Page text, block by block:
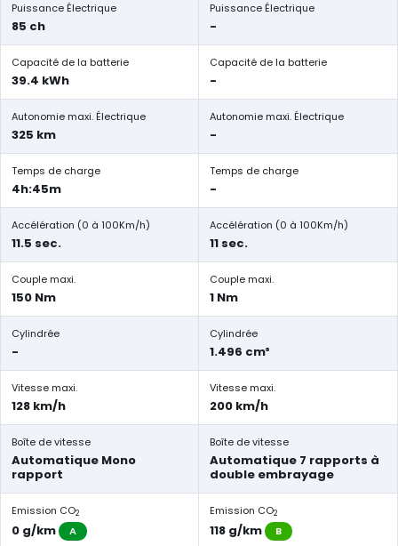
Puissance Électrique
85 ch
Puissance Électrique
-
Capacité de la batterie
39.4 kWh
Capacité de la batterie
-
Autonomie maxi. Électrique
325 km
Autonomie maxi. Électrique
-
Temps de charge
4h:45m
Temps de charge
-
Accélération (0 à 100Km/h)
11.5 sec.
Accélération (0 à 100Km/h)
11 sec.
Couple maxi.
150 Nm
Couple maxi.
1 Nm
Cylindrée
-
Cylindrée
1.496 cm³
Vitesse maxi.
128 km/h
Vitesse maxi.
200 km/h
Boîte de vitesse
Automatique Mono
rapport
Boîte de vitesse
Automatique 7 rapports à
double embrayage
Emission CO2
0 g/km A
Emission CO2
118 g/km B